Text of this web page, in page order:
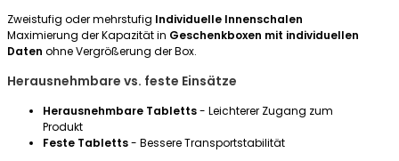
Zweistufig oder mehrstufig Individuelle Innenschalen
Maximierung der Kapazität in Geschenkboxen mit individuellen
Daten ohne Vergrößerung der Box.
Herausnehmbare vs. feste Einsätze
Herausnehmbare Tabletts- Leichterer Zugang zum
Produkt
Feste Tabletts- Bessere Transportstabilität